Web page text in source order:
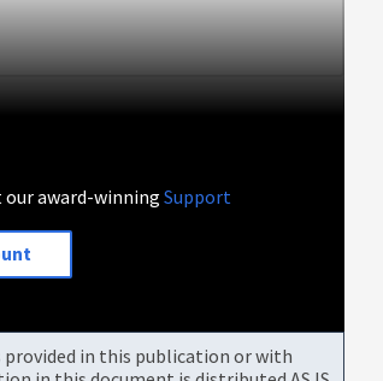
our award-winningSupport
in this publication or with